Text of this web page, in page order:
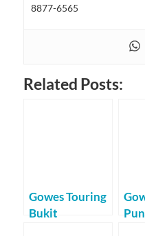
8877-6565
Related Posts:
Gowes Touring
Bukit